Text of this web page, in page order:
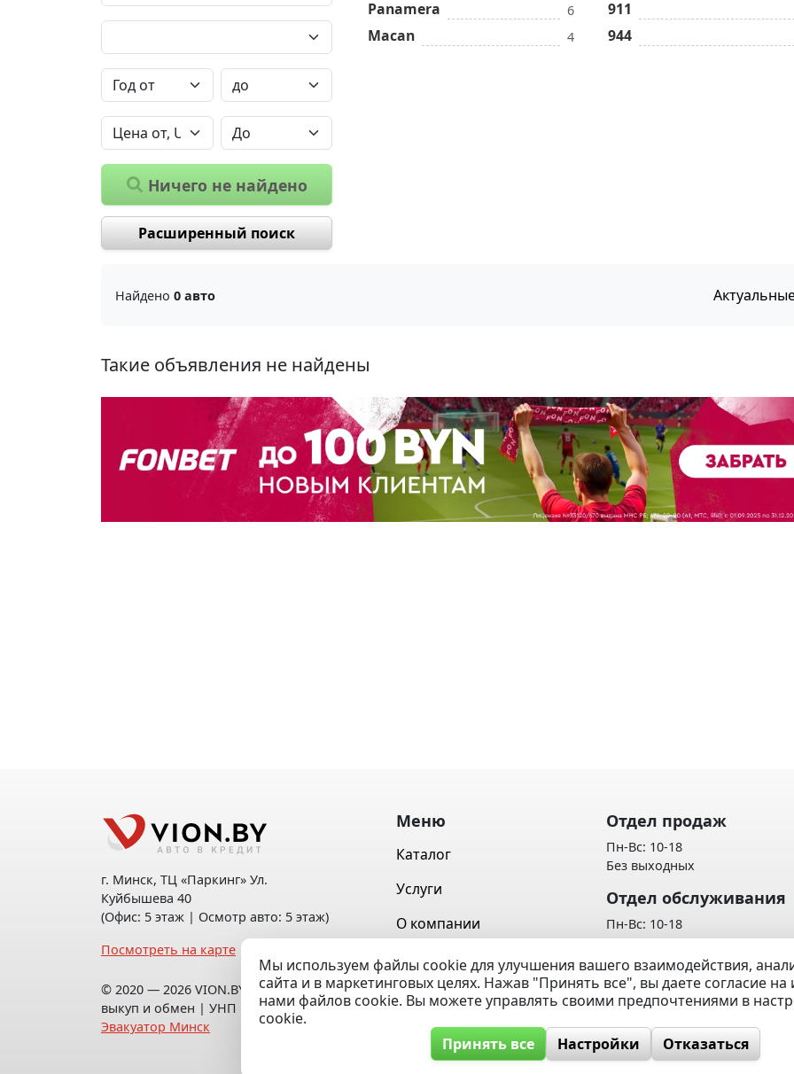
Ничего не найдено
Расширенный поиск
Panamera 6
Macan 4
911
944
Найдено 0 авто
Такие объявления не найдены
г. Минск, ТЦ «Паркинг» Ул.
Куйбышева 40
(Офис: 5 этаж | Осмотр авто: 5 этаж)
Посмотреть на карте
© 2020 — 2026 VION.BY — Продажа,
выкуп и обмен | УНП 192961100 |
Эвакуатор Минск
Меню
Каталог
Услуги
О компании
Контакты
Вопрос / Ответ
Отдел продаж
Пн-Вс: 10-18
Без выходных
Отдел обслуживания
Пн-Вс: 10-18
Без выходных
Политика обработки
данных
Мы используем файлы cookie для улучшения вашего взаимодействия,
сайта и в маркетинговых целях. Нажав "Принять все", вы даете согласие
нами файлов cookie. Вы можете управлять своими предпочтениями в
cookie.
Принять все
Настройки Отказаться